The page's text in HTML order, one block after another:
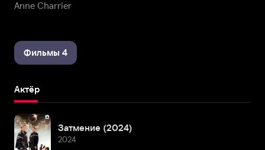
Anne Charrier
Фильмы 4
Актёр
Затмение (2024)
2024